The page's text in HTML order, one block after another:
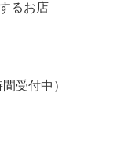
るお店
受付中）